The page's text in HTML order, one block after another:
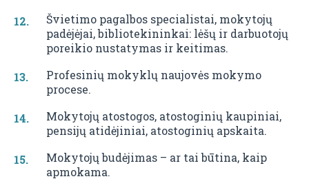
Švietimo pagalbos specialistai, mokytojų
padėjėjai, bibliotekininkai: lėšų ir darbuotojų
poreikio nustatymas ir keitimas.
Profesinių mokyklų naujovės mokymo
procese.
Mokytojų atostogos, atostoginių kaupiniai,
pensijų atidėjiniai, atostoginių apskaita.
Mokytojų budėjimas – ar tai būtina, kaip
apmokama.